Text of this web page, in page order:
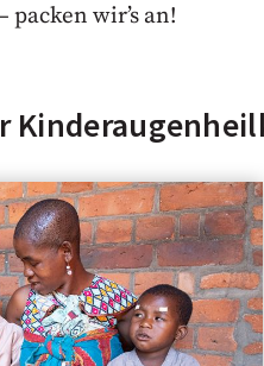
packen wir’s an!